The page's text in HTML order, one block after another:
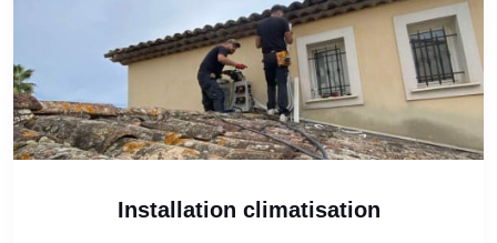
Installation climatisation